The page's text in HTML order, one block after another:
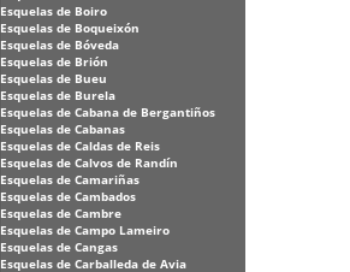
Esquelas de Boiro
Esquelas de Boqueixón
Esquelas de Bóveda
Esquelas de Brión
Esquelas de Bueu
Esquelas de Burela
Esquelas de Cabana de Bergantiños
Esquelas de Cabanas
Esquelas de Caldas de Reis
Esquelas de Calvos de Randín
Esquelas de Camariñas
Esquelas de Cambados
Esquelas de Cambre
Esquelas de Campo Lameiro
Esquelas de Cangas
Esquelas de Carballeda de Avia